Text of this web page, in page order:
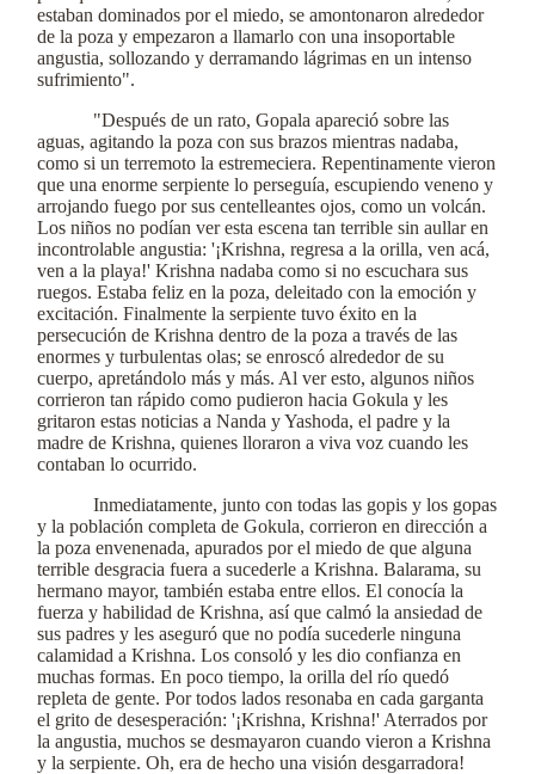
estaban dominados por el miedo, se amontonaron alrededor
de la poza y empezaron a llamarlo con una insoportable
angustia, sollozando y derramando lágrimas en un intenso
sufrimiento".
"Después de un rato, Gopala apareció sobre las
aguas, agitando la poza con sus brazos mientras nadaba,
como si un terremoto la estremeciera. Repentinamente vieron
que una enorme serpiente lo perseguía, escupiendo veneno y
arrojando fuego por sus centelleantes ojos, como un volcán.
Los niños no podían ver esta escena tan terrible sin aullar en
incontrolable angustia: '¡Krishna, regresa a la orilla, ven acá,
ven a la playa!' Krishna nadaba como si no escuchara sus
ruegos. Estaba feliz en la poza, deleitado con la emoción y
excitación. Finalmente la serpiente tuvo éxito en la
persecución de Krishna dentro de la poza a través de las
enormes y turbulentas olas; se enroscó alrededor de su
cuerpo, apretándolo más y más. Al ver esto, algunos niños
corrieron tan rápido como pudieron hacia Gokula y les
gritaron estas noticias a Nanda y Yashoda, el padre y la
madre de Krishna, quienes lloraron a viva voz cuando les
contaban lo ocurrido.
Inmediatamente, junto con todas las gopis y los gopas
y la población completa de Gokula, corrieron en dirección a
la poza envenenada, apurados por el miedo de que alguna
terrible desgracia fuera a sucederle a Krishna. Balarama, su
hermano mayor, también estaba entre ellos. El conocía la
fuerza y habilidad de Krishna, así que calmó la ansiedad de
sus padres y les aseguró que no podía sucederle ninguna
calamidad a Krishna. Los consoló y les dio confianza en
muchas formas. En poco tiempo, la orilla del río quedó
repleta de gente. Por todos lados resonaba en cada garganta
el grito de desesperación: '¡Krishna, Krishna!' Aterrados por
la angustia, muchos se desmayaron cuando vieron a Krishna
y la serpiente. Oh, era de hecho una visión desgarradora!